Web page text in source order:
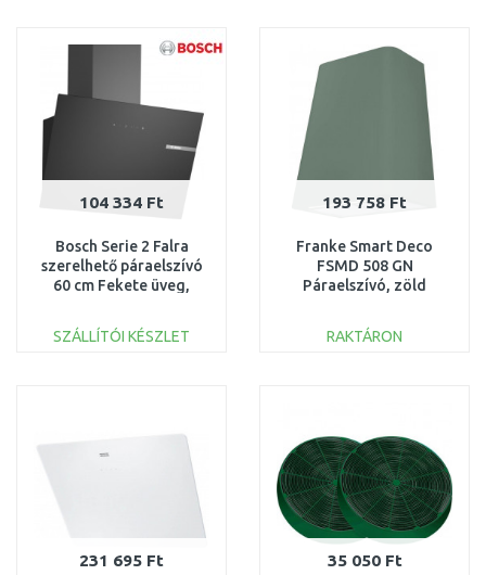
Összehasonlítás Összehasonlítás
104 334 Ft
Bosch Serie 2 Falra
szerelhető páraelszívó
60 cm Fekete üveg,
SZÁLLÍTÓI KÉSZLET
193 758 Ft
Franke Smart Deco
FSMD 508 GN
Páraelszívó, zöld
RAKTÁRON
231 695 Ft 35 050 Ft